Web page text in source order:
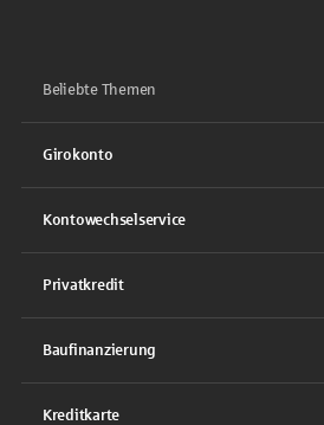
Beliebte Themen
Girokonto
Kontowechselservice
Privatkredit
Baufinanzierung
Kreditkarte